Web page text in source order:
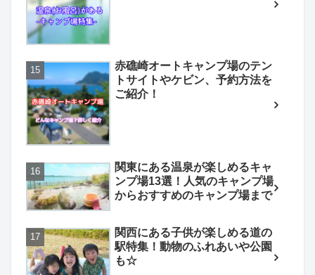
赤礁崎オートキャンプ場のテン
トサイトやケビン、予約方法を
ご紹介！
関東にある温泉が楽しめるキャ
ンプ場13選！人気のキャンプ場
からおすすめのキャンプ場まで
関西にある子供が楽しめる道の
駅特集！動物のふれあいや公園
も☆